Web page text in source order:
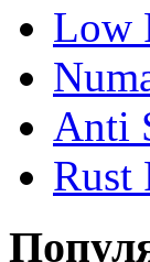
Low
Anti
Rust